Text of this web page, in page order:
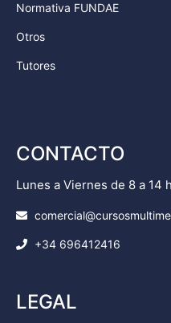
Normativa FUNDAE
Otros
Tutores
CONTACTO
Lunes a Viernes de 8 a 14
+34 696412416
LEGAL